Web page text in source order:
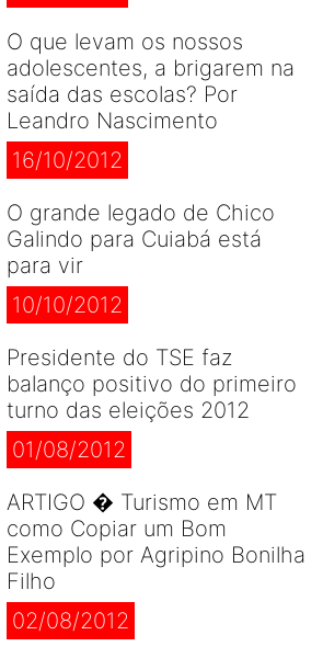
O que levam os nossos
adolescentes, a brigarem na
saída das escolas? Por
Leandro Nascimento
16/10/2012
O grande legado de Chico
Galindo para Cuiabá está
para vir
10/10/2012
Presidente do TSE faz
balanço positivo do primeiro
turno das eleições 2012
01/08/2012
ARTIGO � Turismo em MT
como Copiar um Bom
Exemplo por Agripino Bonilha
Filho
02/08/2012